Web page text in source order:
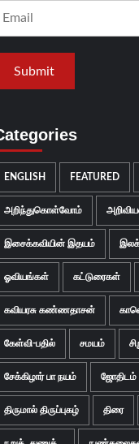
ENGLISH FEATURED
அறிந்துகொள்வோம்
இசைக்கவியின் இதயம்
ஓவியங்கள் கட்டுரைகள்
கவியரசு கண்ணதாசன்
கேள்வி-பதில் சமயம்
சேக்கிழார் பா நயம் ஜோதிடம்
திருமால் திருப்புகழ் திரை